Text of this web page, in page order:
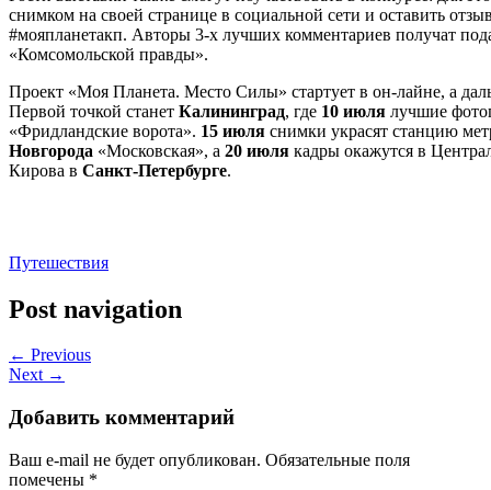
снимком на своей странице в социальной сети и оставить
#мояпланетакп. Авторы 3-х лучших комментариев получат
«Комсомольской правды».
Проект «Моя Планета. Место Силы» стартует в он-лайне, а
Первой точкой станет Калининград, где 10 июля лучшие
«Фридландские ворота». 15 июля снимки украсят станцию
Новгорода «Московская», а 20 июля кадры окажутся в
Кирова в Санкт-Петербурге.
Путешествия
Post navigation
← Previous
Next →
Добавить комментарий
Ваш e-mail не будет опубликован. Обязательные поля
помечены *